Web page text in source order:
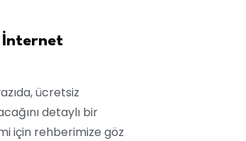
İnternet
ücretsiz
detaylı bir
için rehberimize göz